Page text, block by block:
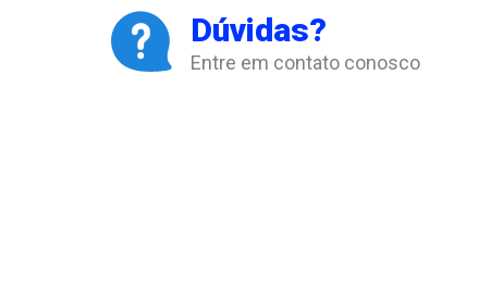
Dúvidas?
Entre em contato conosco